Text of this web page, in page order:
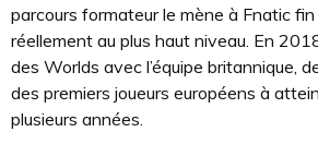
parcours formateur le mène à Fnatic
réellement au plus haut niveau. En
des Worlds avec l’équipe britannique,
des premiers joueurs européens à
plusieurs années.